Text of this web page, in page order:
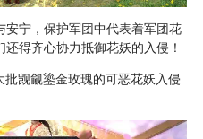
安宁，保护军团中代表着军团花
得齐心协力抵御花妖的入侵！
批觊觎鎏金玫瑰的可恶花妖入侵